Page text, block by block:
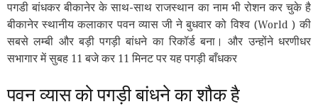
पगडी बांधकर बीकानेर के साथ-साथ राजस्थान का नाम भी रोशन कर चुके है
बीकानेर स्थानीय कलाकार पवन व्यास जी ने बुधवार को विश्व (World ) की
सबसे लम्बी और बड़ी पगड़ी बांधने का रिकॉर्ड बना। और उन्होंने धरणीधर
सभागार में सुबह 11 बजे कर 11 मिनट पर यह पगड़ी बाँधकर
पवन व्यास को पगड़ी बांधने का शौक है